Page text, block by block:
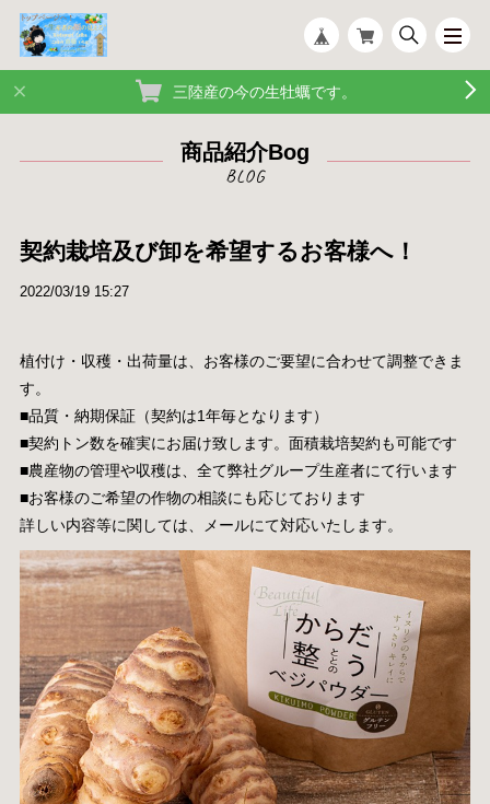
三陸産の今の生牡蠣です。
商品紹介Bog
契約栽培及び卸を希望するお客様へ！
2022/03/19 15:27
植付け・収穫・出荷量は、お客様のご要望に合わせて調整できま
す。
■品質・納期保証（契約は1年毎となります）
■契約トン数を確実にお届け致します。面積栽培契約も可能です
■農産物の管理や収穫は、全て弊社グループ生産者にて行います
■お客様のご希望の作物の相談にも応じております
詳しい内容等に関しては、メールにて対応いたします。